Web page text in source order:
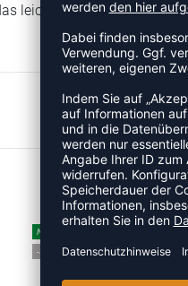
leichte Gewebe
MEHR
NEW
-35%